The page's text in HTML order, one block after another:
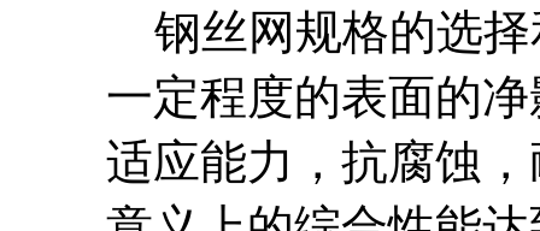
钢丝网规格的选择
一定程度的表面的
适应能力，抗腐蚀